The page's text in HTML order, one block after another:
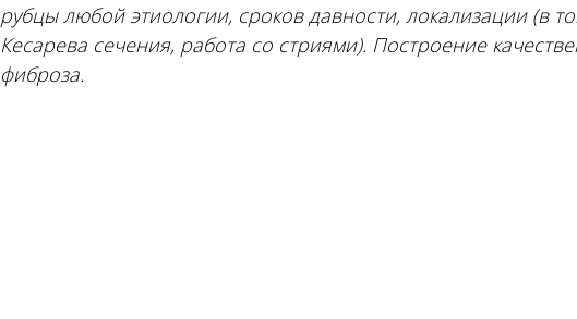
рубцы любой этиологии, сроков давности, локализации (в
Кесарева сечения, работа со стриями). Построение
фиброза.